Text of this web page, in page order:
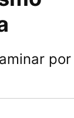
por